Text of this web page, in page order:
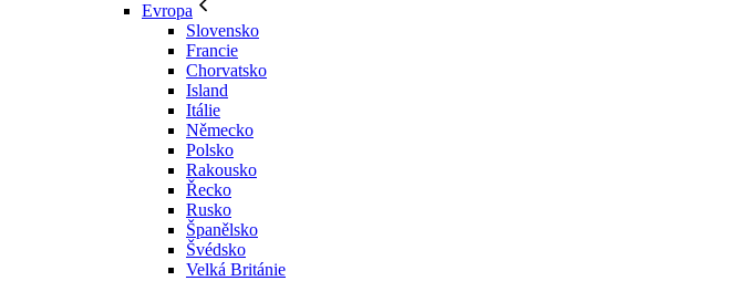
Evropa
Slovensko
Francie
Chorvatsko
Island
Itálie
Německo
Polsko
Rakousko
Řecko
Rusko
Španělsko
Švédsko
Velká Británie